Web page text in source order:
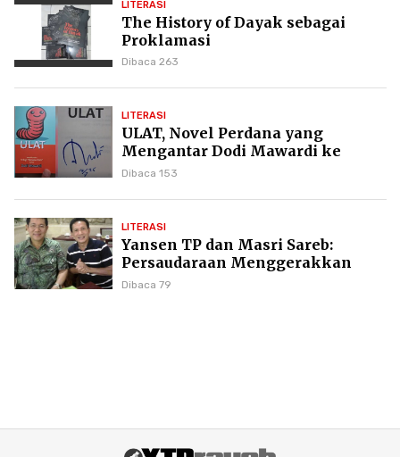
LITERASI
The History of Dayak sebagai
Proklamasi
Dibaca 263
LITERASI
ULAT, Novel Perdana yang
Mengantar Dodi Mawardi ke
Puncak Karier Kepenulisan
Dibaca 153
LITERASI
Yansen TP dan Masri Sareb:
Persaudaraan Menggerakkan
Literasi Borneo
Dibaca 79